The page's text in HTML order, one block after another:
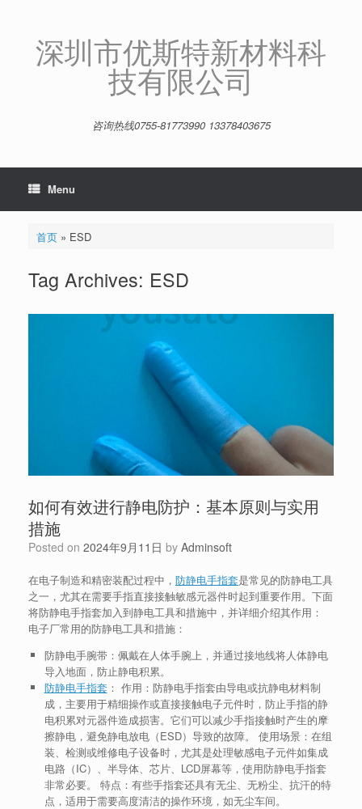
深圳市优斯特新材料科
技有限公司
咨询热线0755-81773990 13378403675
Menu
首页» ESD
Tag Archives: ESD
如何有效进行静电防护：基本原则与实用
措施
Posted on 2024年9月11日 by Adminsoft
在电子制造和精密装配过程中， 防静电手指套是常见的防静电工具
之一，尤其在需要手指直接接触敏感元器件时起到重要作用。下面
将防静电手指套加入到静电工具和措施中，并详细介绍其作用：
电子厂常用的防静电工具和措施：
防静电手腕带：佩戴在人体手腕上，并通过接地线将人体静电
导入地面，防止静电积累。
防静电手指套 ： 作用 ：防静电手指套由导电或抗静电材料制
成，主要用于精细操作或直接接触电子元件时，防止手指的静
电积累对元器件造成损害。它们可以减少手指接触时产生的摩
擦静电，避免静电放电（ESD）导致的故障。 使用场景：在组
装、检测或维修电子设备时，尤其是处理敏感电子元件如集成
电路（IC）、半导体、芯片、LCD屏幕等，使用防静电手指套
非常必要。 特点 ：有些手指套还具有无尘、无粉尘、抗汗的特
点，适用于需要高度清洁的操作环境，如无尘车间。